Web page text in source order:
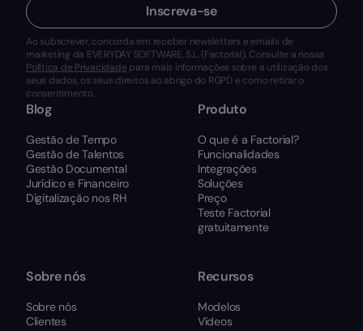
Inscreva-se
Ao subscrever, concorda em receber newsletters e emails de
marketing da EVERYDAY SOFTWARE, S.L. (Factorial). Consulte a nossa
Política de Privacidade para mais informações sobre a utilização dos
seus dados, os seus direitos ao abrigo do RGPD e como retirar o
consentimento.
Blog
Gestão de Tempo
Gestão de Talentos
Gestão Documental
Jurídico e Financeiro
Digitalização nos RH
Produto
O que é a Factorial?
Funcionalidades
Integrações
Soluções
Preço
Teste Factorial
gratuitamente
Sobre nós
Sobre nós
Clientes
Recursos
Modelos
Vídeos